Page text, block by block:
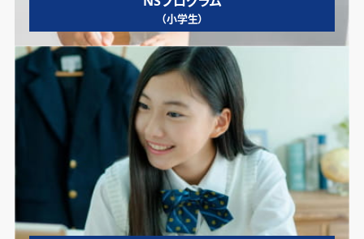
（小学生）